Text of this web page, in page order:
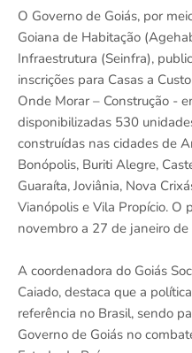
O Governo de Goiás, por
Goiana de Habitação
Infraestrutura (Seinfra),
inscrições para Casas a
Onde Morar – Construção -
disponibilizadas 530
construídas nas cidades de
Bonópolis, Buriti Alegre,
Guaraíta, Joviânia, Nova
Vianópolis e Vila Propício. O
novembro a 27 de janeiro
A coordenadora do Goiás
Caiado, destaca que a
referência no Brasil, sendo
Governo de Goiás no